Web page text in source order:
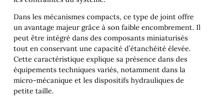
Dans les mécanismes compacts, ce type de joint offre
un avantage majeur grâce à son faible encombrement. Il
peut être intégré dans des composants miniaturisés
tout en conservant une capacité d’étanchéité élevée.
Cette caractéristique explique sa présence dans des
équipements techniques variés, notamment dans la
micro-mécanique et les dispositifs hydrauliques de
petite taille.